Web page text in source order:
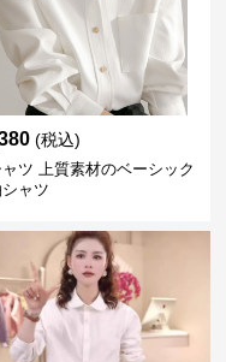
(税込)
ツ 上質素材のベーシック
ャツ